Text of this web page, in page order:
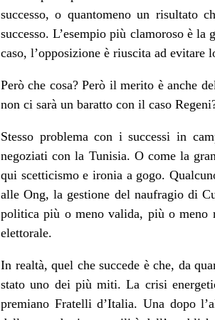
successo, o quantomeno un risultato
successo. L’esempio più clamoroso è
caso, l’opposizione è riuscita ad
Però che cosa? Però il merito è anche
non ci sarà un baratto con il caso
Stesso problema con i successi in
negoziati con la Tunisia. O come la
qui scetticismo e ironia a gogo.
alle Ong, la gestione del naufragio di
politica più o meno valida, più o meno
elettorale.
In realtà, quel che succede è che, da
stato uno dei più miti. La crisi
premiano Fratelli d’Italia. Una dopo